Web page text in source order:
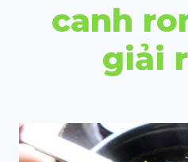
canh
giải